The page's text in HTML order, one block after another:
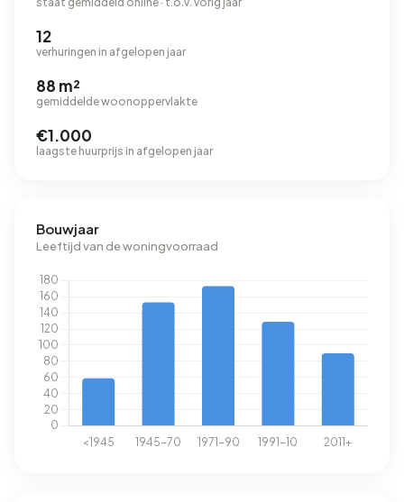
12
verhuringen in afgelopen jaar
88 m²
gemiddelde woonoppervlakte
€1.000
laagste huurprijs in afgelopen jaar
Bouwjaar
Leeftijd van de woningvoorraad